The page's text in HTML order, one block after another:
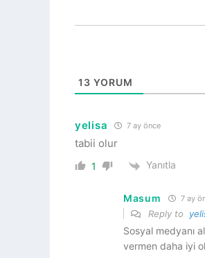
13 YORUM
yelisa 7 ay önce
tabii olur
1 Yanıtla
Masum 7 ay
Reply to
Sosyal medyanı
vermen daha iyi